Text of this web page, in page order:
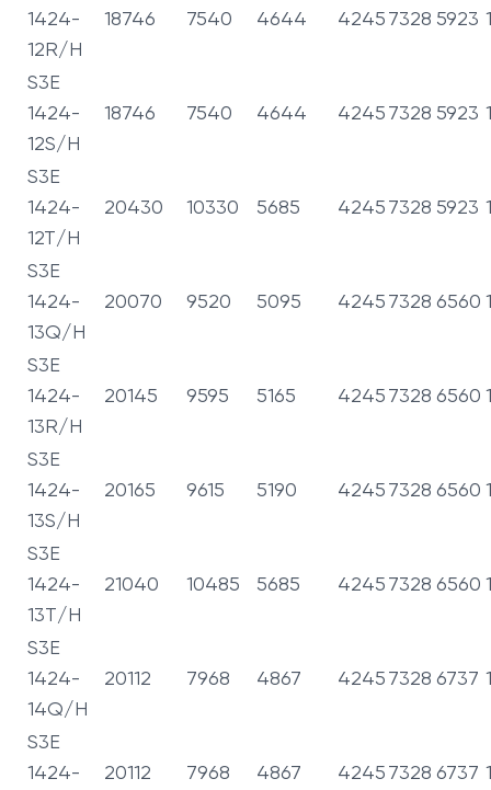
1424-
12R/H
18746 7540 4644 42457328 5923
S3E
1424-
12S/H
18746 7540 4644 42457328 5923
S3E
1424-
12T/H
20430 10330 5685 42457328 5923
S3E
1424-
13Q/H
20070 9520 5095 42457328 6560
S3E
1424-
13R/H
20145 9595 5165 42457328 6560
S3E
1424-
13S/H
20165 9615 5190 42457328 6560
S3E
1424-
13T/H
21040 10485 5685 42457328 6560
S3E
1424-
14Q/H
20112 7968 4867 42457328 6737
S3E
1424-
20112 7968 4867 42457328 6737